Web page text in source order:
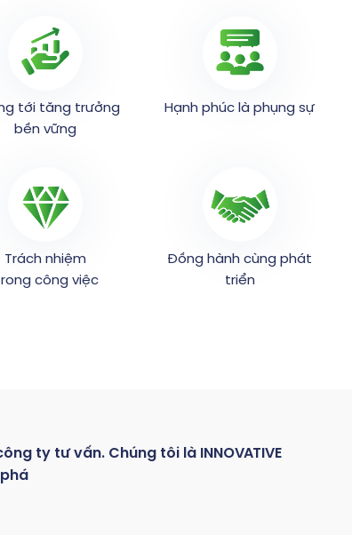
tới tăng trưởng
bền vững
Hạnh phúc là phụng sự
Trách nhiệm
công việc
Đồng hành cùng phát
triển
ty tư vấn. Chúng tôi là
INNOVATIVE
phá